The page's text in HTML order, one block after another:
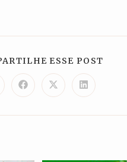
ESSE POST
Abre
em
nova
Abre
em
nova
Abre
em
nova